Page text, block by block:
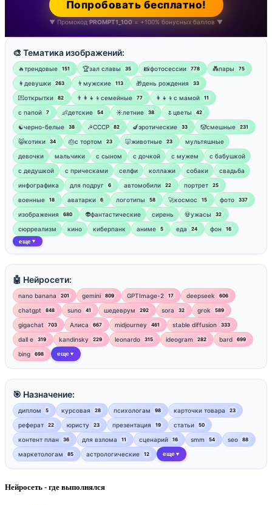
Попробовать бесплатно!
▼ Промокод PROMPT1_100 = +100% бонусных баллов ▼
🎨 Тематика изображений:
🔥трендовые 151 🏆зал славы 35 📸фотосессии 778 💑пары 75
👩девушки 263 👨мужские 113 🎁день рождения 33
💌открытки 82 👨‍👩‍👧‍👦семейные 77 👩‍👧‍👦с мамой 11
‍с папой 7 👶детские 54 ☀️летние 38 🌷цветы 42
☯︎черно-белые 38 ☭СССР 82 🍆эротические 33 🤡смешные 231
😸котики 34 🎂с тортом 23 🐷животные 23
мультяшные
девочки
мальчики с сыном с дочкой с мужем
с бабушкой
с дедушкой
с прическами селфи коллажи собаки
свадьба
инфографика
для подруг 6 автомобили 22 портрет 25
военные 18 аватарки 6 логотипы 58 🚀космос 15 фото 337
изображения 680 👽фантастические сирень 💀ужасы 32
сюрреализм кино киберпанк аниме 5 еда 24 фон 16
еще ▼
🤖 Нейросети:
nano banana 201 gemini 809 GPTImage-2 17 deepseek 606
chatgpt 848 suno 41 шедеврум 292 sora 32 grok 589
gigachat 703 Алиса 667 midjourney 461 stable diffusion 333
dall e 319 kandinsky 229 leonardo 315 ideogram 282 bard 699
bing 698 еще ▼
🎯 Назначение:
диплом 5 курсовая 28 психологам 98 карточки товара 23
реферат 22 юристу 23 презентация 19 статьи 50
контент план 36 для взлома 11 сценарий 16 smm 54 seo 88
маркетологам 85 астрологические 12 еще ▼
Нейросеть - где выполнялся